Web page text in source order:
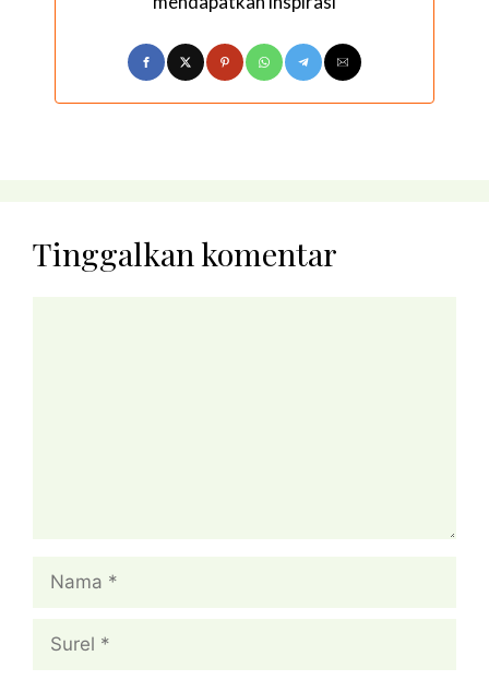
Tinggalkan komentar
Nama
Surel